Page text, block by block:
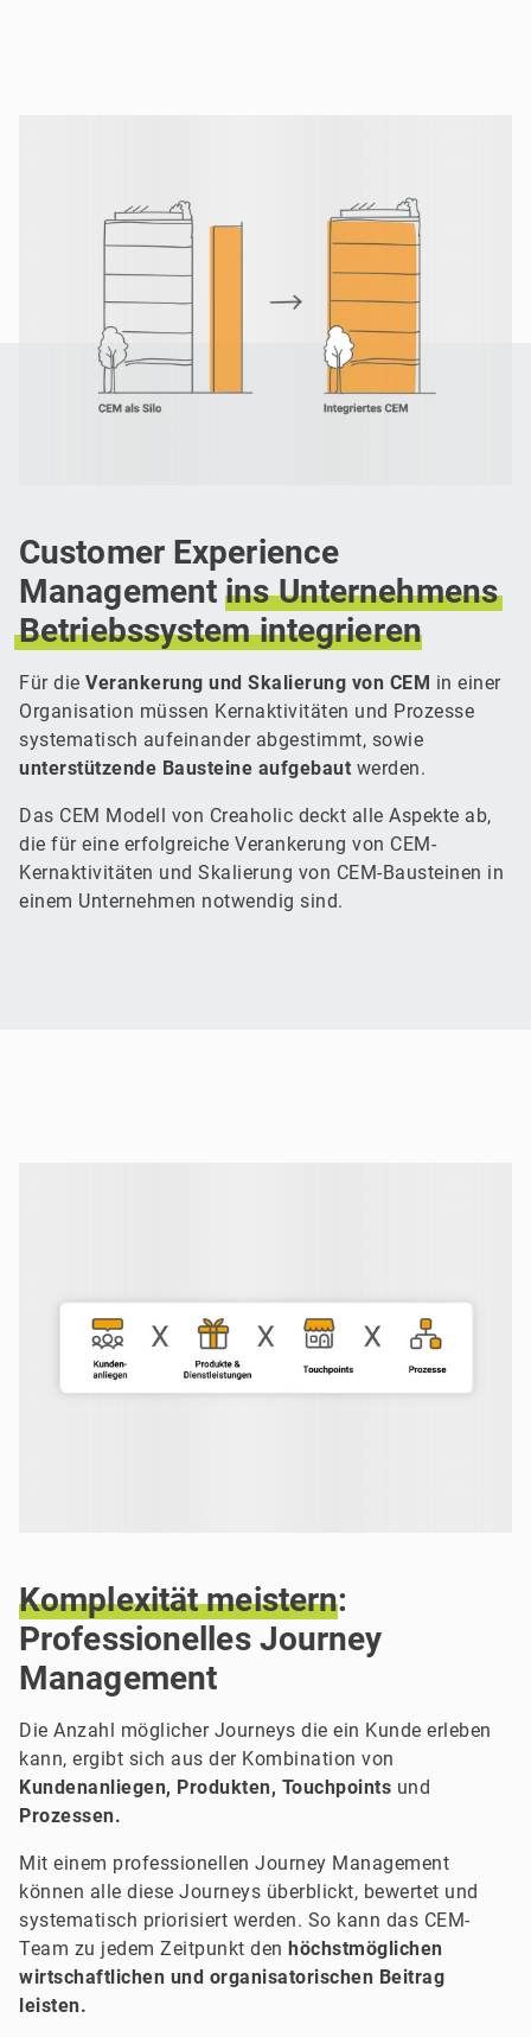
Customer Experience
Managementins Unternehmens
Betriebssystem integrieren
Für die Verankerung und Skalierung von CEM in einer
Organisation müssen Kernaktivitäten und Prozesse
systematisch aufeinander abgestimmt, sowie
unterstützende Bausteine aufgebaut werden.
Das CEM Modell von Creaholic deckt alle Aspekte ab,
die für eine erfolgreiche Verankerung von CEM-
Kernaktivitäten und Skalierung von CEM-Bausteinen in
einem Unternehmen notwendig sind.
Komplexität meistern:
Professionelles Journey
Management
Die Anzahl möglicher Journeys die ein Kunde erleben
kann, ergibt sich aus der Kombination von
Kundenanliegen, Produkten, Touchpoints und
Prozessen.
Mit einem professionellen Journey Management
können alle diese Journeys überblickt, bewertet und
systematisch priorisiert werden. So kann das CEM-
Team zu jedem Zeitpunkt den höchstmöglichen
wirtschaftlichen und organisatorischen Beitrag
leisten.